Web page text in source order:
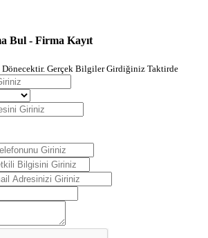
Bul - Firma Kayıt
Dönecektir. Gerçek Bilgiler Girdiğiniz Taktirde